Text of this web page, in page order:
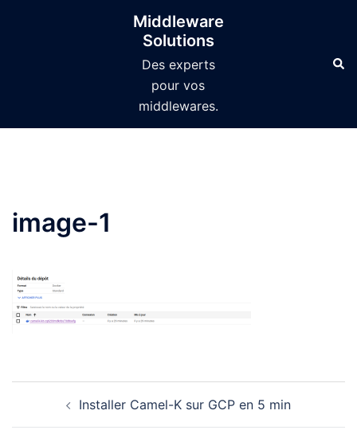
Middleware
Solutions
Des experts
pour vos
middlewares.
image-1
d’articleInstaller Camel-K sur GCP en 5 min